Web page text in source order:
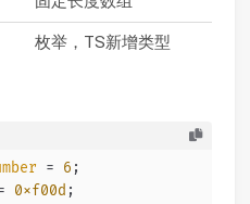
枚举，TS新增类型
= 6 ;
0xf00d ;